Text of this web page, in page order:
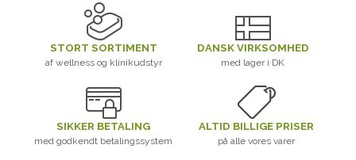
STORT SORTIMENT
af wellness og klinikudstyr
DANSK VIRKSOMHED
med lager i DK
SIKKER BETALING
med godkendt betalingssystem
ALTID BILLIGE PRISER
på alle vores varer